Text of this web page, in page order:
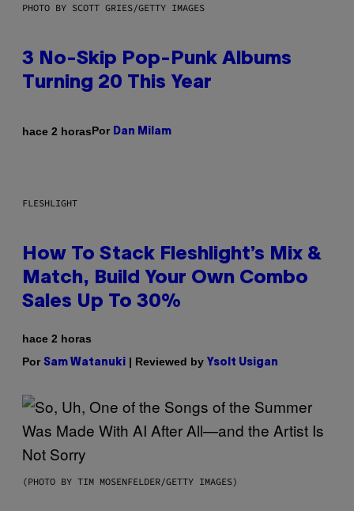
PHOTO BY SCOTT GRIES/GETTY IMAGES
3 No-Skip Pop-Punk Albums
Turning 20 This Year
hace 2 horasPor Dan Milam
FLESHLIGHT
How To Stack Fleshlight’s Mix &
Match, Build Your Own Combo
Sales Up To 30%
hace 2 horas
Por Sam Watanuki | Reviewed by Ysolt Usigan
(PHOTO BY TIM MOSENFELDER/GETTY IMAGES)